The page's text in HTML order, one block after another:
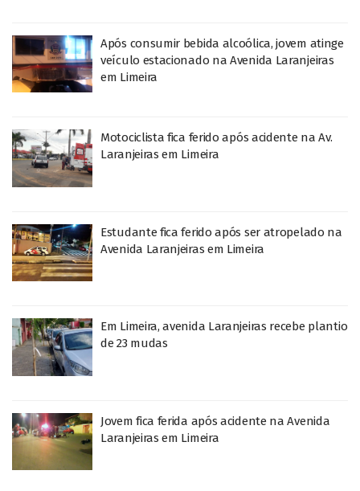
Após consumir bebida alcoólica, jovem atinge
veículo estacionado na Avenida Laranjeiras
em Limeira
Motociclista fica ferido após acidente na Av.
Laranjeiras em Limeira
Estudante fica ferido após ser atropelado na
Avenida Laranjeiras em Limeira
Em Limeira, avenida Laranjeiras recebe plantio
de 23 mudas
Jovem fica ferida após acidente na Avenida
Laranjeiras em Limeira